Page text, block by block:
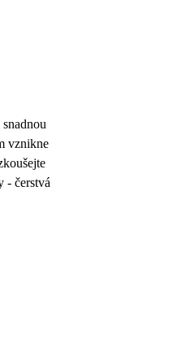
vznikne
- čerstvá